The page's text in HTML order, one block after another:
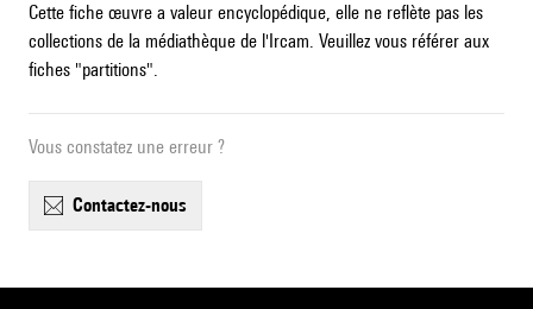
Cette fiche œuvre a valeur encyclopédique, elle ne reflète pas les
collections de la médiathèque de l'Ircam. Veuillez vous référer aux
fiches "partitions".
Vous constatez une erreur ?
contactez-nous